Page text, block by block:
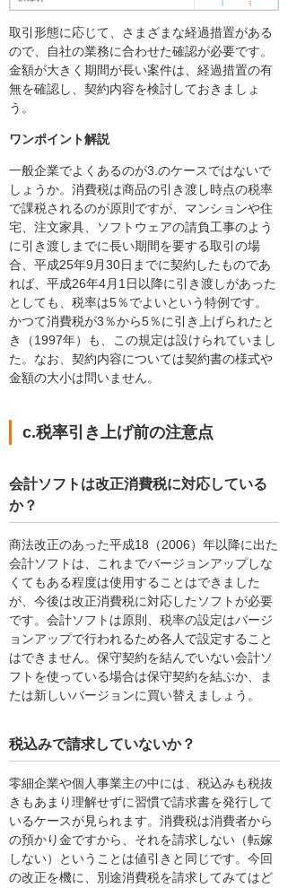
取引形態に応じて、さまざまな経過措置がある
ので、自社の業務に合わせた確認が必要です。
金額が大きく期間が長い案件は、経過措置の有
無を確認し、契約内容を検討しておきましょ
う。
ワンポイント解説
一般企業でよくあるのが3.のケースではないで
しょうか。消費税は商品の引き渡し時点の税率
で課税されるのが原則ですが、マンションや住
宅、注文家具、ソフトウェアの請負工事のよう
に引き渡しまでに長い期間を要する取引の場
合、平成25年9月30日までに契約したものであ
れば、平成26年4月1日以降に引き渡しがあった
としても、税率は5％でよいという特例です。
かつて消費税が3％から5％に引き上げられたと
き（1997年）も、この規定は設けられていまし
た。なお、契約内容については契約書の様式や
金額の大小は問いません。
c.税率引き上げ前の注意点
会計ソフトは改正消費税に対応している
か？
商法改正のあった平成18（2006）年以降に出た
会計ソフトは、これまでバージョンアップしな
くてもある程度は使用することはできました
が、今後は改正消費税に対応したソフトが必要
です。会計ソフトは原則、税率の設定はバージ
ョンアップで行われるため各人で設定すること
はできません。保守契約を結んでいない会計ソ
フトを使っている場合は保守契約を結ぶか、ま
たは新しいバージョンに買い替えましょう。
税込みで請求していないか？
零細企業や個人事業主の中には、税込みも税抜
きもあまり理解せずに習慣で請求書を発行して
いるケースが見られます。消費税は消費者から
の預かり金ですから、それを請求しない（転嫁
しない）ということは値引きと同じです。今回
の改正を機に、別途消費税を請求してみてはど